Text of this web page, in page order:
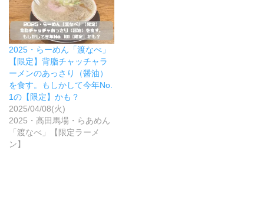
2025・らーめん「渡なべ」
【限定】背脂チャッチャラ
ーメンのあっさり（醤油）
を食す。もしかして今年No.
1の【限定】かも？
2025/04/08(火)
2025・高田馬場・らあめん
「渡なべ」【限定ラーメ
ン】